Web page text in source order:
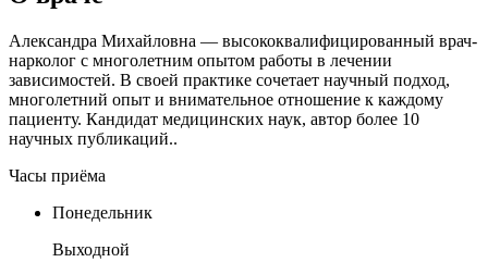
Александра Михайловна — высококвалифицированный врач-
нарколог с многолетним опытом работы в лечении
зависимостей. В своей практике сочетает научный подход,
многолетний опыт и внимательное отношение к каждому
пациенту. Кандидат медицинских наук, автор более 10
научных публикаций..
Часы приёма
Понедельник
Выходной